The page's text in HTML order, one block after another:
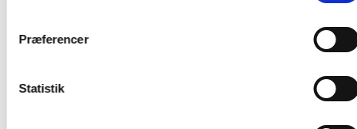
Præferencer
Statistik